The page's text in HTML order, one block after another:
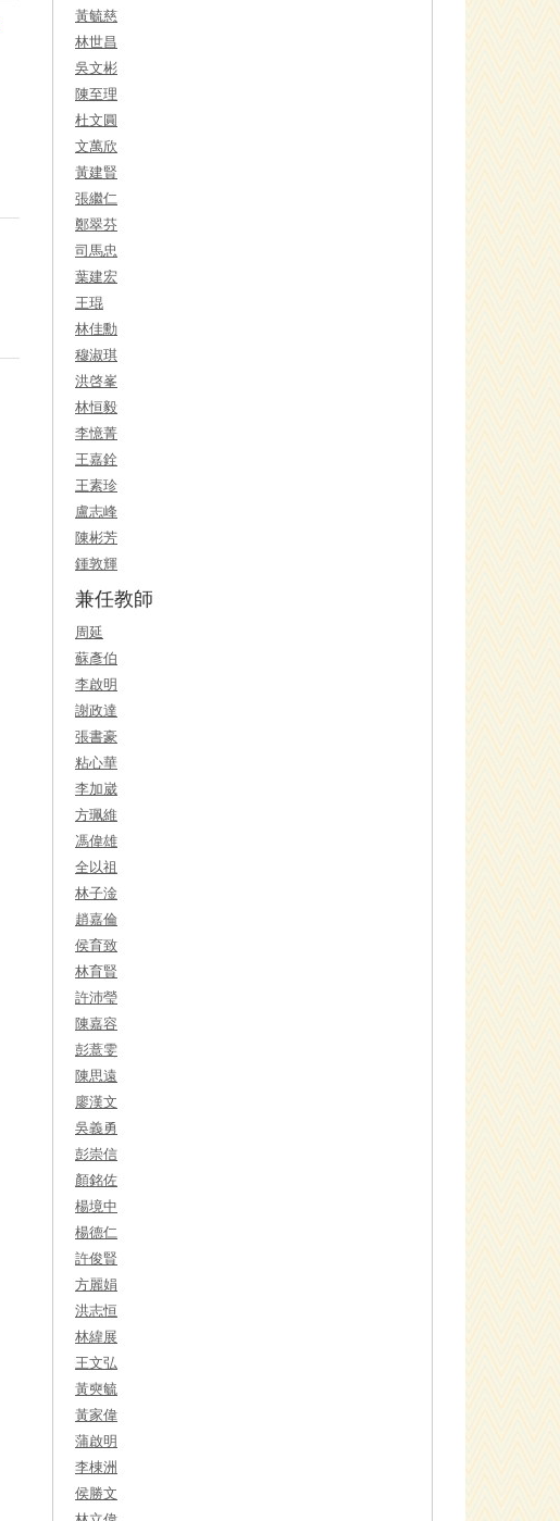
黃毓慈
林世昌
吳文彬
陳至理
杜文圓
文萬欣
黃建賢
張繼仁
鄭翠芬
司馬忠
葉建宏
王琨
林佳勳
穆淑琪
洪啓峯
林恒毅
李憶菁
王嘉銓
王素珍
盧志峰
陳彬芳
鍾敦輝
兼任教師
周延
蘇彥伯
李啟明
謝政達
張書豪
粘心華
李加崴
方珮維
馮偉雄
全以祖
林子淦
趙嘉倫
侯育致
林育賢
許沛瑩
陳嘉容
彭薏雯
陳思遠
廖漢文
吳義勇
彭崇信
顏銘佐
楊境中
楊德仁
許俊賢
方麗娟
洪志恒
林緯展
王文弘
黃奭毓
黃家偉
蒲啟明
李棟洲
侯勝文